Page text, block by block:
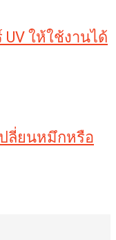
ให้ใช้งานได้
ลี่ยนหมึกหรือ